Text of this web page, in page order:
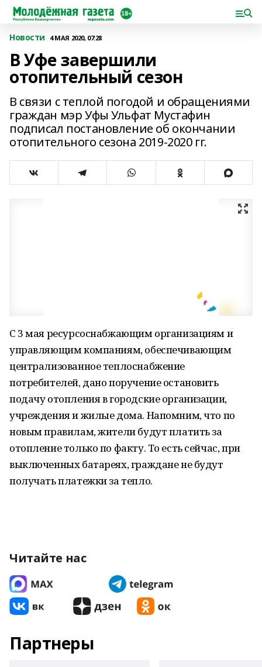
Новости 4 МАЯ 2020, 07:28
В Уфе завершили
отопительный сезон
В связи с теплой погодой и обращениями
граждан мэр Уфы Ульфат Мустафин
подписал постановление об окончании
отопительного сезона 2019-2020 гг.
С 3 мая ресурсоснабжающим организациям и
управляющим компаниям, обеспечивающим
централизованное теплоснабжение
потребителей, дано поручение остановить
подачу отопления в городские организации,
учреждения и жилые дома. Напомним, что по
новым правилам, жители будут платить за
отопление только по факту. То есть сейчас, при
выключенных батареях, граждане не будут
получать платежки за тепло.
Читайте нас
Партнеры